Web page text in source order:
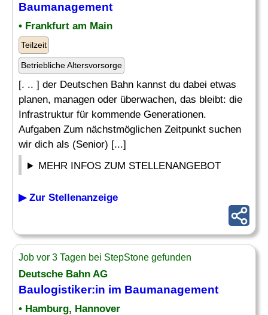
Baumanagement
• Frankfurt am Main
Teilzeit
Betriebliche Altersvorsorge
[. .. ] der Deutschen Bahn kannst du dabei etwas
planen, managen oder überwachen, das bleibt: die
Infrastruktur für kommende Generationen.
Aufgaben Zum nächstmöglichen Zeitpunkt suchen
wir dich als (Senior) [...]
MEHR INFOS ZUM STELLENANGEBOT
▶ Zur Stellenanzeige
Job vor 3 Tagen bei StepStone gefunden
Deutsche Bahn AG
Baulogistiker:in im Baumanagement
• Hamburg, Hannover